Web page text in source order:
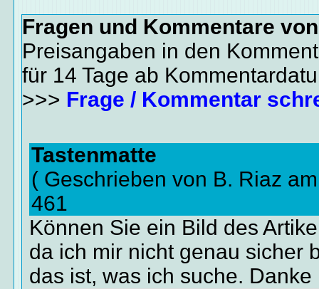
Fragen und Kommentare
Preisangaben in den
für 14 Tage ab
>>> Frage / Kommentar
Tastenmatte
( Geschrieben von B. Riaz
461
Können Sie ein Bild des
da ich mir nicht genau sicher
das ist, was ich suche. Danke